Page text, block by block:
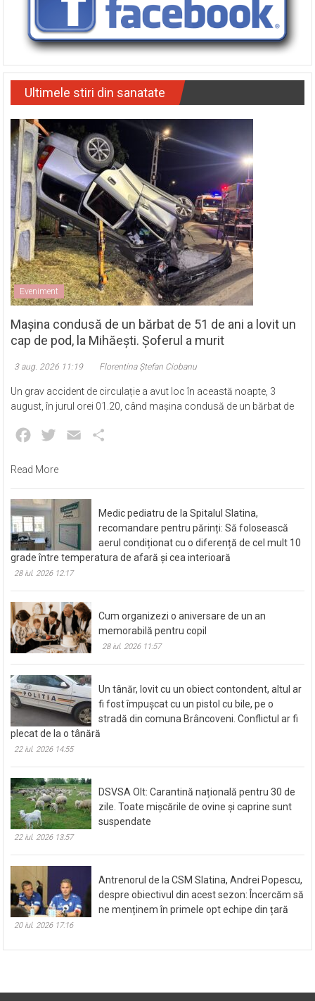
Ultimele stiri din sanatate
Eveniment
Mașina condusă de un bărbat de 51 de ani a lovit un
cap de pod, la Mihăești. Șoferul a murit
3 aug. 2026 11:19 Florentina Ștefan Ciobanu
Un grav accident de circulație a avut loc în această noapte, 3
august, în jurul orei 01.20, când mașina condusă de un bărbat de
Facebook
Twitter Email
Read More
Medic pediatru de la Spitalul Slatina,
recomandare pentru părinți: Să folosească
aerul condiționat cu o diferență de cel mult 10
grade între temperatura de afară și cea interioară
28 iul. 2026 12:17
Cum organizezi o aniversare de un an
memorabilă pentru copil
28 iul. 2026 11:57
Un tânăr, lovit cu un obiect contondent, altul ar
fi fost împușcat cu un pistol cu bile, pe o
stradă din comuna Brâncoveni. Conflictul ar fi
plecat de la o tânără
22 iul. 2026 14:55
DSVSA Olt: Carantină națională pentru 30 de
zile. Toate mișcările de ovine și caprine sunt
suspendate
22 iul. 2026 13:57
Antrenorul de la CSM Slatina, Andrei Popescu,
despre obiectivul din acest sezon: Încercăm să
ne menținem în primele opt echipe din țară
20 iul. 2026 17:16